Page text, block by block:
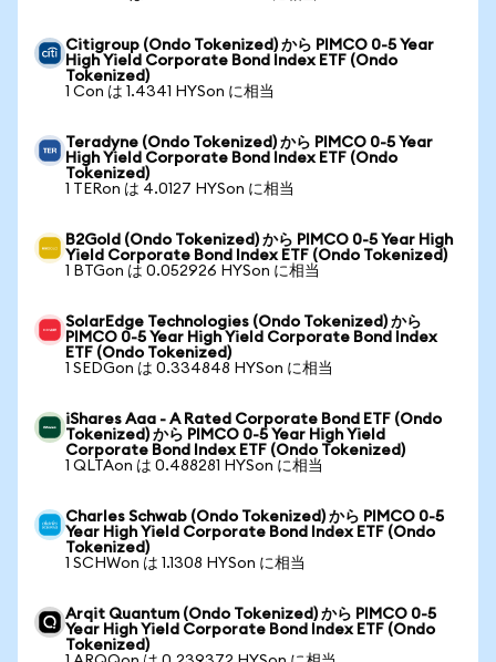
Citigroup (Ondo Tokenized) から PIMCO 0-5 Year
High Yield Corporate Bond Index ETF (Ondo
Tokenized)
1 Con は 1.4341 HYSon に相当
Teradyne (Ondo Tokenized) から PIMCO 0-5 Year
High Yield Corporate Bond Index ETF (Ondo
Tokenized)
1 TERon は 4.0127 HYSon に相当
B2Gold (Ondo Tokenized) から PIMCO 0-5 Year High
Yield Corporate Bond Index ETF (Ondo Tokenized)
1 BTGon は 0.052926 HYSon に相当
SolarEdge Technologies (Ondo Tokenized) から
PIMCO 0-5 Year High Yield Corporate Bond Index
ETF (Ondo Tokenized)
1 SEDGon は 0.334848 HYSon に相当
iShares Aaa - A Rated Corporate Bond ETF (Ondo
Tokenized) から PIMCO 0-5 Year High Yield
Corporate Bond Index ETF (Ondo Tokenized)
1 QLTAon は 0.488281 HYSon に相当
Charles Schwab (Ondo Tokenized) から PIMCO 0-5
Year High Yield Corporate Bond Index ETF (Ondo
Tokenized)
1 SCHWon は 1.1308 HYSon に相当
Arqit Quantum (Ondo Tokenized) から PIMCO 0-5
Year High Yield Corporate Bond Index ETF (Ondo
Tokenized)